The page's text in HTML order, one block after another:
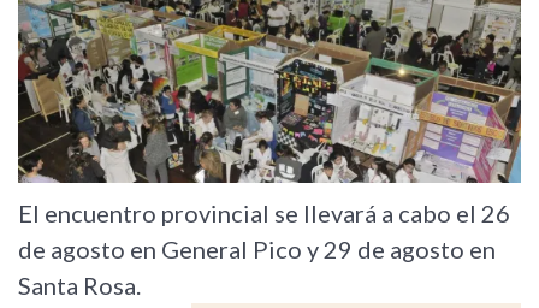
El encuentro provincial se llevará a cabo el 26
de agosto en General Pico y 29 de agosto en
Santa Rosa.